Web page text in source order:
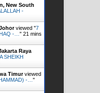
New South
-
viewed "7
-… " 21 mins
Raya
SHEIKH
Timurviewed
-… "